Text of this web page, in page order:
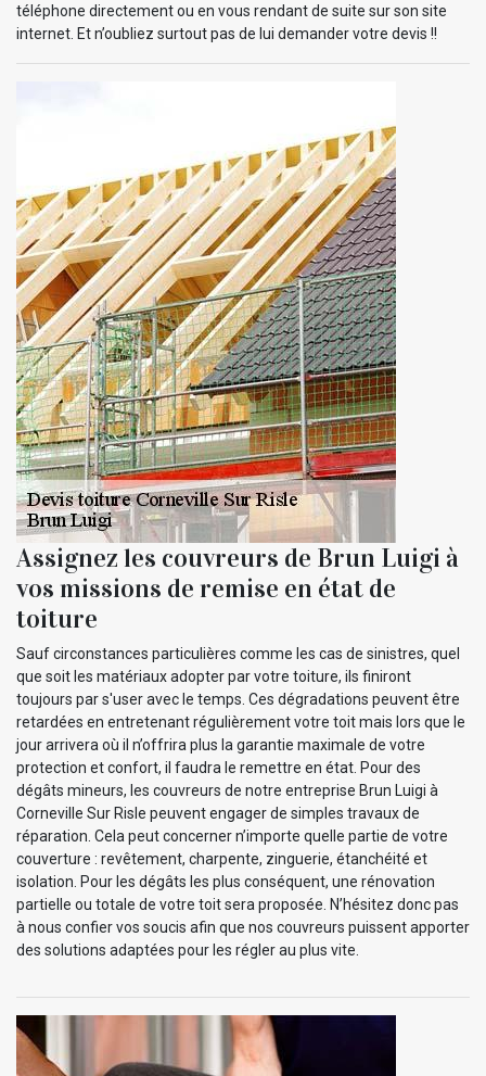
téléphone directement ou en vous rendant de suite sur son site
internet. Et n’oubliez surtout pas de lui demander votre devis !!
Assignez les couvreurs de Brun Luigi à
vos missions de remise en état de
toiture
Sauf circonstances particulières comme les cas de sinistres, quel
que soit les matériaux adopter par votre toiture, ils finiront
toujours par s'user avec le temps. Ces dégradations peuvent être
retardées en entretenant régulièrement votre toit mais lors que le
jour arrivera où il n’offrira plus la garantie maximale de votre
protection et confort, il faudra le remettre en état. Pour des
dégâts mineurs, les couvreurs de notre entreprise Brun Luigi à
Corneville Sur Risle peuvent engager de simples travaux de
réparation. Cela peut concerner n’importe quelle partie de votre
couverture : revêtement, charpente, zinguerie, étanchéité et
isolation. Pour les dégâts les plus conséquent, une rénovation
partielle ou totale de votre toit sera proposée. N’hésitez donc pas
à nous confier vos soucis afin que nos couvreurs puissent apporter
des solutions adaptées pour les régler au plus vite.